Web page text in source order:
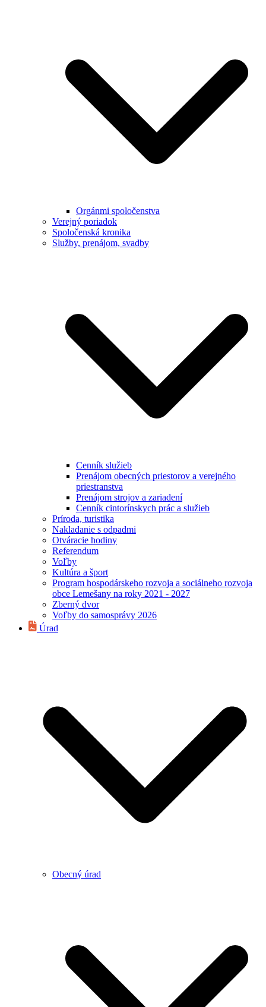
Orgánmi spoločenstva
Verejný poriadok
Spoločenská kronika
Služby, prenájom, svadby
Cenník služieb
Prenájom obecných priestorov a verejného
priestranstva
Prenájom strojov a zariadení
Cenník cintorínskych prác a služieb
Príroda, turistika
Nakladanie s odpadmi
Otváracie hodiny
Referendum
Voľby
Kultúra a šport
Program hospodárskeho rozvoja a sociálneho rozvoja
obce Lemešany na roky 2021 - 2027
Zberný dvor
Voľby do samosprávy 2026
Úrad
Obecný úrad